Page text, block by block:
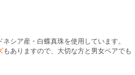
シア産・白蝶真珠を使用しています。
もありますので、大切な方と男女ペアでも